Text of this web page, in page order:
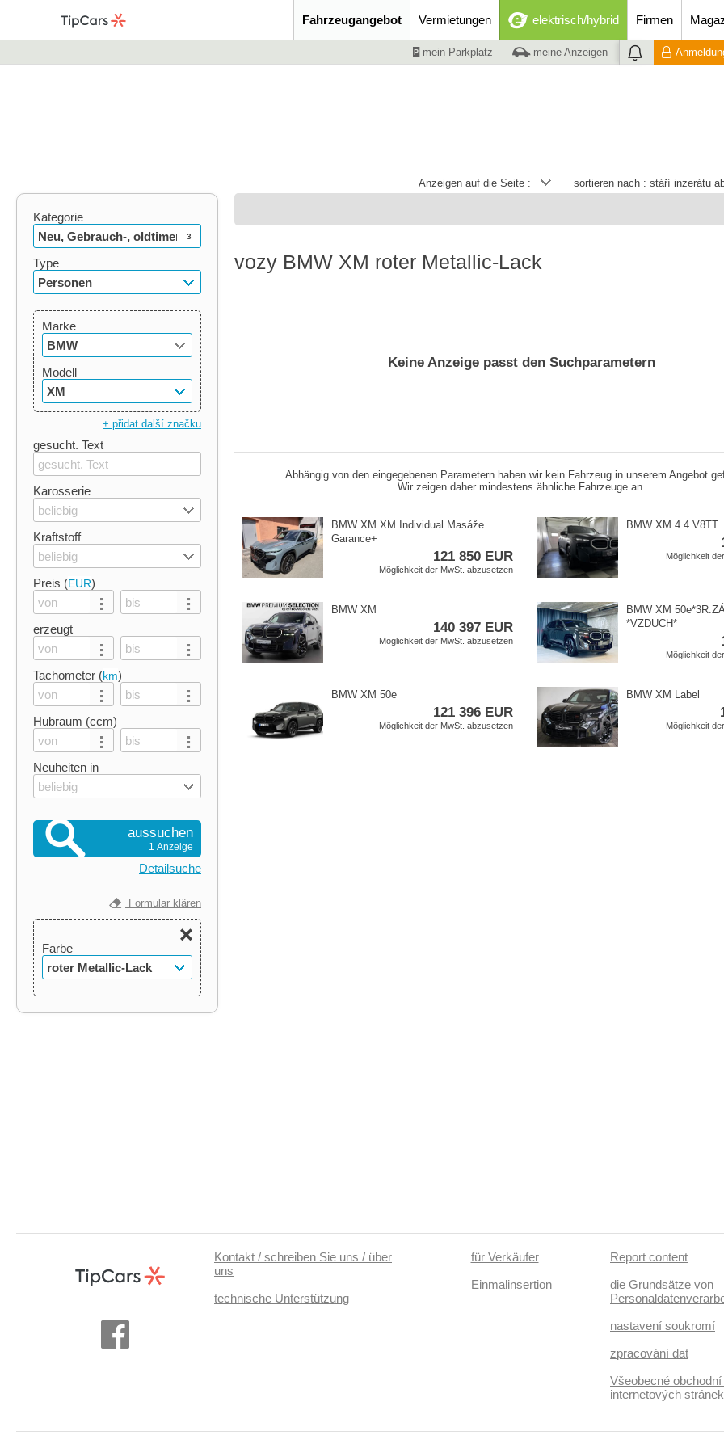
Fahrzeugangebot Vermietungen elektrisch/hybrid Firmen
mein Parkplatz meine Anzeigen
sortieren nach : stáří inzerátu
Anzeigen auf die Seite :
Kategorie
Neu, Gebrauch-, oldtimer
3
Type
Personen
Marke
BMW
Modell
XM
+ přidat další značku
gesucht. Text
Karosserie
beliebig
Kraftstoff
beliebig
Preis (EUR)
erzeugt
Tachometer (km)
Hubraum (ccm)
Neuheiten in
beliebig
aussuchen
1 Anzeige
Detailsuche
Formular klären
Farbe
roter Metallic-Lack
vozy BMW XM roter Metallic-Lack
Keine Anzeige passt den Suchparametern
Abhängig von den eingegebenen Parametern haben wir kein Fahrzeug in unserem Angebot
Wir zeigen daher mindestens ähnliche Fahrzeuge an.
BMW XM XM Individual Masáže
Garance​+
121 850 EUR
Möglichkeit der MwSt. abzusetzen
BMW XM 4.4 V8TT
Möglichkeit
BMW XM
140 397 EUR
Möglichkeit der MwSt. abzusetzen
BMW XM
*VZDUCH​*
Möglichkeit
BMW XM 50e
121 396 EUR
Möglichkeit der MwSt. abzusetzen
BMW XM Label
Möglichkeit
Kontakt / schreiben Sie uns / über
uns
technische Unterstützung
für Verkäufer
Einmalinsertion
Report content
die Grundsätze von
nastavení soukromí
zpracování dat
Všeobecné
internetových